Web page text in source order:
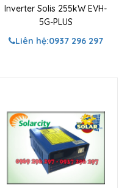
Inverter Solis 255kW EVH-
5G-PLUS
Liên hệ:0937 296 297